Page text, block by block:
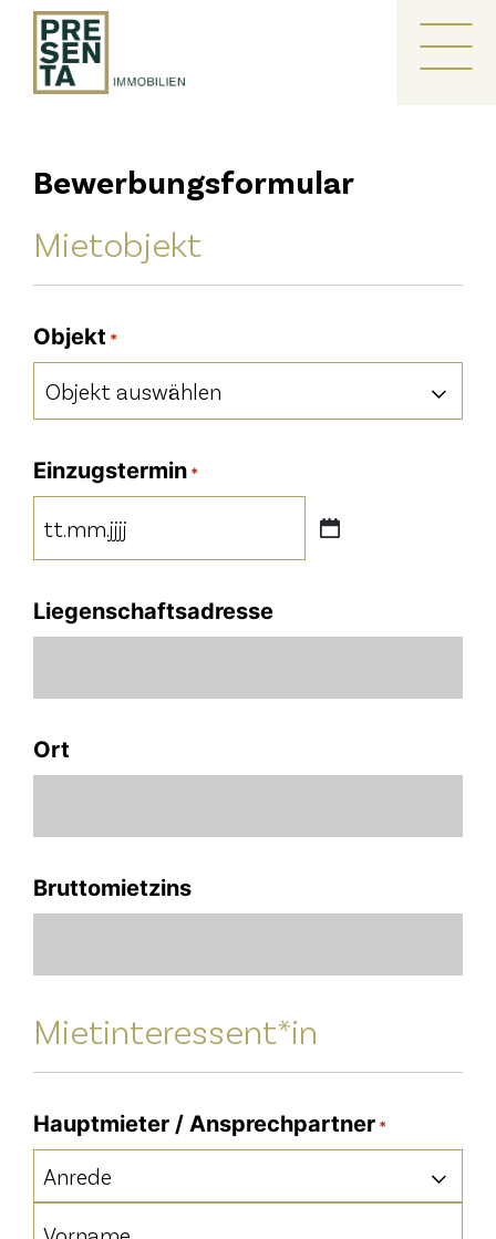
Zum
Inhalt
springen
Bewerbungsformular
Mietobjekt
Objekt *
Einzugstermin *
TT
MM
Punkt
Liegenschaftsadresse
Ort
Bruttomietzins
Mietinteressent*in
Hauptmieter / Ansprechpartner *
Anrede